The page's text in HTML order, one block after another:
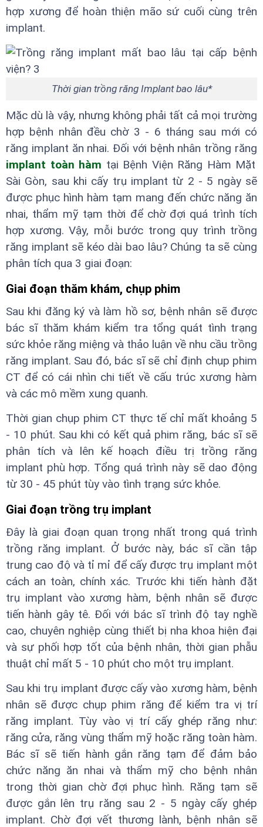
hợp xương để hoàn thiện mão sứ cuối cùng trên
implant.
Thời gian trồng răng Implant bao lâu*
Mặc dù là vậy, nhưng không phải tất cả mọi trường
hợp bệnh nhân đều chờ 3 - 6 tháng sau mới có
răng implant ăn nhai. Đối với bệnh nhân trồng răng
implant toàn hàm tại Bệnh Viện Răng Hàm Mặt
Sài Gòn, sau khi cấy trụ implant từ 2 - 5 ngày sẽ
được phục hình hàm tạm mang đến chức năng ăn
nhai, thẩm mỹ tạm thời để chờ đợi quá trình tích
hợp xương. Vậy, mỗi bước trong quy trình trồng
răng implant sẽ kéo dài bao lâu? Chúng ta sẽ cùng
phân tích qua 3 giai đoạn:
Giai đoạn thăm khám, chụp phim
Sau khi đăng ký và làm hồ sơ, bệnh nhân sẽ được
bác sĩ thăm khám kiểm tra tổng quát tình trạng
sức khỏe răng miệng và thảo luận về nhu cầu trồng
răng implant. Sau đó, bác sĩ sẽ chỉ định chụp phim
CT để có cái nhìn chi tiết về cấu trúc xương hàm
và các mô mềm xung quanh.
Thời gian chụp phim CT thực tế chỉ mất khoảng 5
- 10 phút. Sau khi có kết quả phim răng, bác sĩ sẽ
phân tích và lên kế hoạch điều trị trồng răng
implant phù hợp. Tổng quá trình này sẽ dao động
từ 30 - 45 phút tùy vào tình trạng sức khỏe.
Giai đoạn trồng trụ implant
Đây là giai đoạn quan trọng nhất trong quá trình
trồng răng implant. Ở bước này, bác sĩ cần tập
trung cao độ và tỉ mỉ để cấy được trụ implant một
cách an toàn, chính xác. Trước khi tiến hành đặt
trụ implant vào xương hàm, bệnh nhân sẽ được
tiến hành gây tê. Đối với bác sĩ trình độ tay nghề
cao, chuyên nghiệp cùng thiết bị nha khoa hiện đại
và sự phối hợp tốt của bệnh nhân, thời gian phẫu
thuật chỉ mất 5 - 10 phút cho một trụ implant.
Sau khi trụ implant được cấy vào xương hàm, bệnh
nhân sẽ được chụp phim răng để kiểm tra vị trí
răng implant. Tùy vào vị trí cấy ghép răng như:
răng cửa, răng vùng thẩm mỹ hoặc răng toàn hàm.
Bác sĩ sẽ tiến hành gắn răng tạm để đảm bảo
chức năng ăn nhai và thẩm mỹ cho bệnh nhân
trong thời gian chờ đợi phục hình. Răng tạm sẽ
được gắn lên trụ răng sau 2 - 5 ngày cấy ghép
implant. Chờ đợi vết thương lành, bệnh nhân sẽ